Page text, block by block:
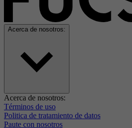
Acerca de nosotros:
Acerca de nosotros:
Términos de uso
Politica de tratamiento de datos
Paute con nosotros